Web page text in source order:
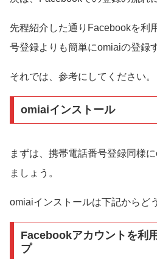
先程紹介した通りFacebookを利
号登録よりも簡単にomiaiの登録
それでは、参考にしてください。
omiaiインストール
まずは、携帯電話番号登録同様
ましょう。
omiaiインストールは下記からど
Facebookアカウントを利
プ